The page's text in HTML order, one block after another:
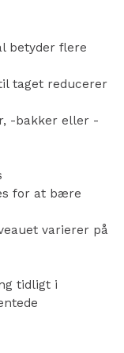
betyder flere
taget reducerer
-bakker eller -
for at bære
varierer på
tidligt i